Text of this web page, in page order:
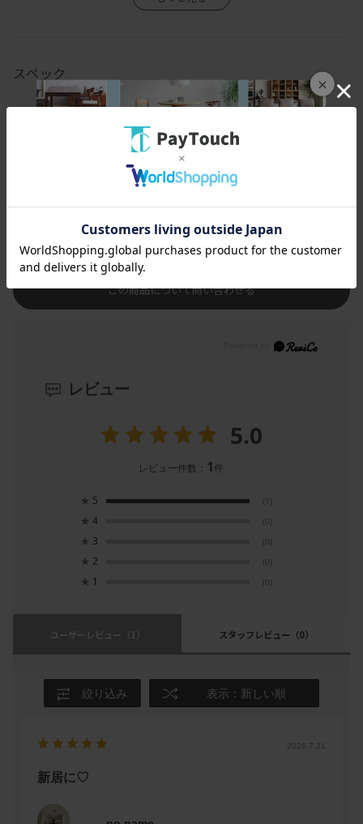
×
この商品について問い合わせる
何個か並べて飾るのもおすすめです。
物です。
（インテリアグリーン・イミテーショングリーン・
本物の植物では必要な日々のお手入れが不要で、
ほぼ永久的にその状態を保つことができます。
風通しや日当たりも考慮する必要がないので、ど
んな場所にでも飾っていただけます。
お水の交換や枯れることの心配がないフェイクグリーンは、
店舗のディスプレイ・装飾や衛生面の厳しい病院へのお見舞い
※茎や花の茎先にスチールピックが付いていることがあります。怪
も避けられません。 取れてしまった場合は市販のボンド・アロンア
ルファー・グルーガン等で接着が可能です。
あせ等商品劣化の原因となりますのでおすすめできません。
・ホコリによる汚れは、柔らかい布やハタキなどで取り除いて下さ
い。色あせ、型くずれ、サビの原因になりますので、水洗いはおす
スペック
17cm
11cm
ガラス（ベースサイズ：幅6×奥行6×高さ6
cm）
レビュー
5.0
レビュー件数： 1件
★ 5 (1)
★ 4 (0)
★ 3 (0)
★ 2 (0)
★ 1 (0)
ユーザーレビュー （1） スタッフレビュー （0）
絞り込み 表示：新しい順
2026.7.21
新居に♡